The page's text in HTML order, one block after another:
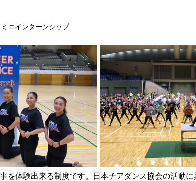
ミニインターンシップ
を体験出来る制度です。日本チアダンス協会の活動